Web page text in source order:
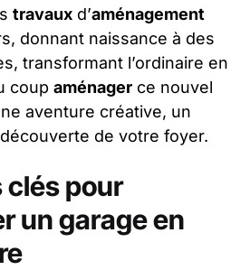
travaux d’aménagement
donnant naissance à des
transformant l’ordinaire en
coup aménager ce nouvel
aventure créative, un
de votre foyer.
clés pour
un garage en